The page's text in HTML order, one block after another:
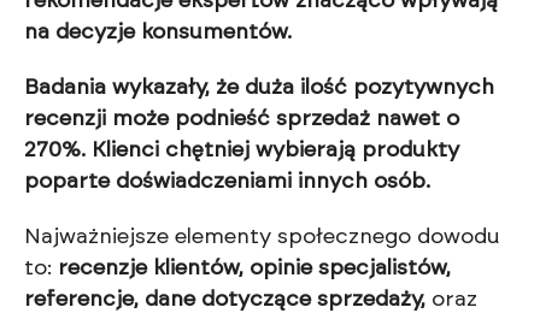
na decyzje konsumentów.
Badania wykazały, że duża ilość pozytywnych
recenzji może podnieść sprzedaż nawet o
270%. Klienci chętniej wybierają produkty
poparte doświadczeniami innych osób.
Najważniejsze elementy społecznego dowodu
to: recenzje klientów, opinie specjalistów,
referencje, dane dotyczące sprzedaży, oraz